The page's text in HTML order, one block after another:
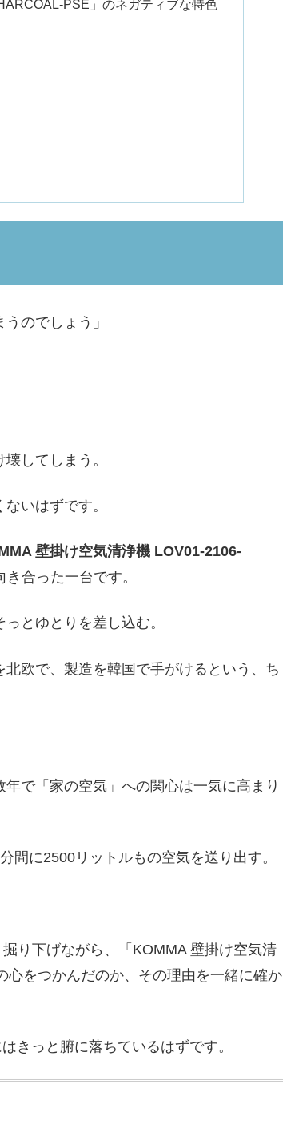
PSE」のネガティブな特色
のでしょう」
してしまう。
いはずです。
壁掛け空気清浄機 LOV01-2106-
合った一台です。
とゆとりを差し込む。
欧で、製造を韓国で手がけるという、ち
で「家の空気」への関心は一気に高まり
間に2500リットルもの空気を送り出す。
り下げながら、「KOMMA 壁掛け空気清
をつかんだのか、その理由を一緒に確か
きっと腑に落ちているはずです。